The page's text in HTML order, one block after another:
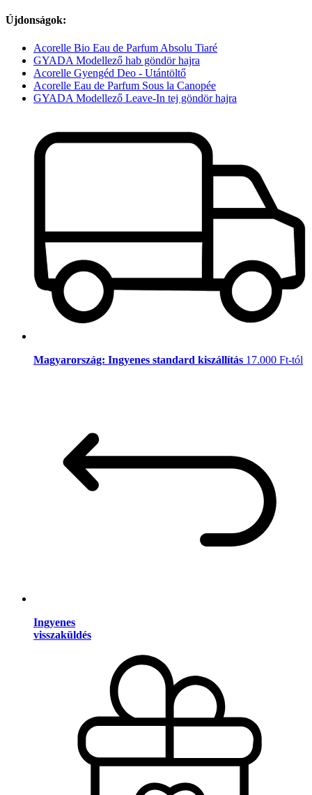
Újdonságok:
Acorelle Bio Eau de Parfum Absolu Tiaré
GYADA Modellező hab göndör hajra
Acorelle Gyengéd Deo - Utántöltő
Acorelle Eau de Parfum Sous la Canopée
GYADA Modellező Leave-In tej göndör hajra
Magyarország: Ingyenes standard kiszállítás 17.000 Ft-tól
Ingyenes
visszaküldés